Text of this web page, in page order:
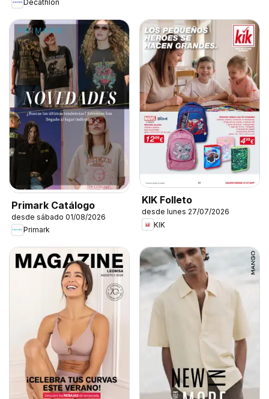
Decathlon
Primark Catálogo
desde sábado 01/08/2026
Primark
KIK Folleto
desde lunes 27/07/2026
KIK